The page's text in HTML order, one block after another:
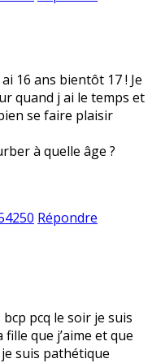
16 ans bientôt 17 ! Je
quand j ai le temps et
se faire plaisir
à quelle âge ?
Répondre
pcq le soir je suis
que j’aime et que
suis pathétique